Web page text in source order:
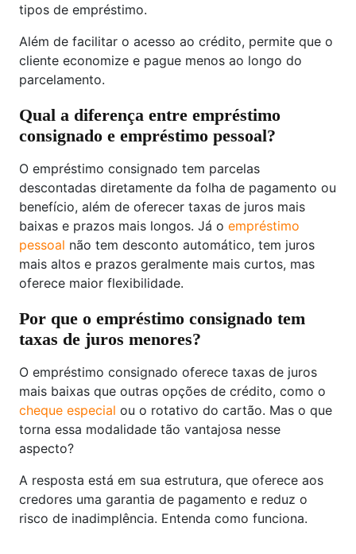
tipos de empréstimo.
Além de facilitar o acesso ao crédito, permite que o
cliente economize e pague menos ao longo do
parcelamento.
Qual a diferença entre empréstimo
consignado e empréstimo pessoal?
O empréstimo consignado tem parcelas
descontadas diretamente da folha de pagamento ou
benefício, além de oferecer taxas de juros mais
baixas e prazos mais longos. Já o empréstimo
pessoal não tem desconto automático, tem juros
mais altos e prazos geralmente mais curtos, mas
oferece maior flexibilidade.
Por que o empréstimo consignado tem
taxas de juros menores?
O empréstimo consignado oferece taxas de juros
mais baixas que outras opções de crédito, como o
cheque especial ou o rotativo do cartão. Mas o que
torna essa modalidade tão vantajosa nesse
aspecto?
A resposta está em sua estrutura, que oferece aos
credores uma garantia de pagamento e reduz o
risco de inadimplência. Entenda como funciona.